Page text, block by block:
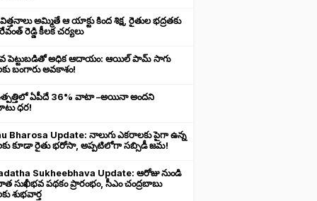
అమ్మితే ఆ యాక్టు కింద శిక్ష, రైతుల భద్రతకు
రెడ్డి కీలక చర్యలు
పెట్టుబడితో అధిక ఆదాయం: ఆయిల్ పామ్ సాగు
బంగారు అవకాశం!
ఏపీదే 36% వాటా –అయినా అందని
ధర!
Bharosa Update: నాలుగు ఎకరాలకు పైగా ఉన్న
కూడా రైతు భరోసా, అప్పటిలోగా సబ్సిడీ జమ!
Sukheebhava Update: ఆరోజు నుండి
సుఖీభవ పథకం ప్రారంభం, సీఎం చంద్రబాబు
శుభవార్త